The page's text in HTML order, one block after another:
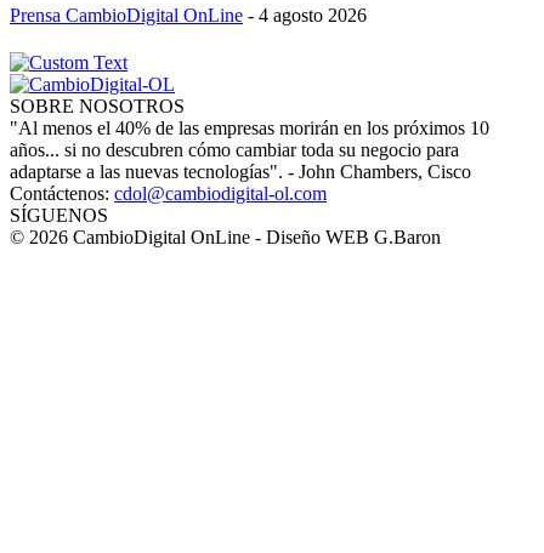
Prensa CambioDigital OnLine - 4 agosto 2026
SOBRE NOSOTROS
"Al menos el 40% de las empresas morirán en los próximos 10
años... si no descubren cómo cambiar toda su negocio para
adaptarse a las nuevas tecnologías". - John Chambers, Cisco
Contáctenos: cdol@cambiodigital-ol.com
SÍGUENOS
© 2026 CambioDigital OnLine - Diseño WEB G.Baron